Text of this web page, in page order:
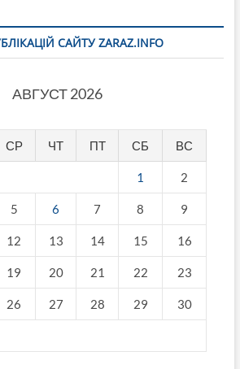
САЙТУ ZARAZ.INFO
АВГУСТ 2026
СР ЧТ ПТ СБ ВС
1 2
5 6 7 8 9
12 13 14 15 16
19 20 21 22 23
26 27 28 29 30